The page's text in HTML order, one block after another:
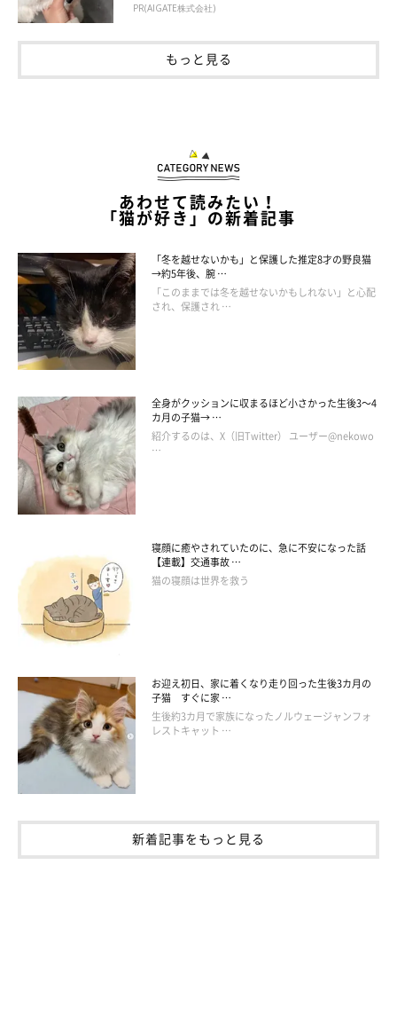
ねこ連れ草 うずらとかんたろう徒然ニャッ記
Amazonで見る
PR(AIGATE株式会社)
もっと見る
あわせて読みたい！
「猫が好き」の新着記事
「冬を越せないかも」と保護した推定8才の野良猫
→約5年後、腕 …
「このままでは冬を越せないかもしれない」と心配
され、保護され …
全身がクッションに収まるほど小さかった生後3～4
カ月の子猫→ …
紹介するのは、X（旧Twitter） ユーザー@nekowo
…
寝顔に癒やされていたのに、急に不安になった話
【連載】交通事故 …
猫の寝顔は世界を救う
お迎え初日、家に着くなり走り回った生後3カ月の
子猫 すぐに家 …
生後約3カ月で家族になったノルウェージャンフォ
レストキャット …
新着記事をもっと見る